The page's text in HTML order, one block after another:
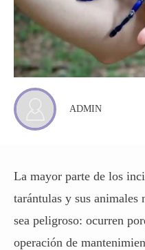
ADMIN
La mayor parte de los
tarántulas y sus animales
sea peligroso: ocurren
operación de